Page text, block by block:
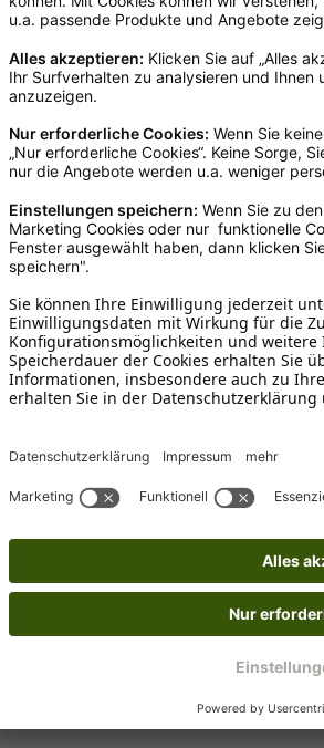
und gekauft werden, wird über diese
zum Erhalt unserer Umwelt bei!
Ostvictorburer Straße 109, D-26624 Südbrookmerland,